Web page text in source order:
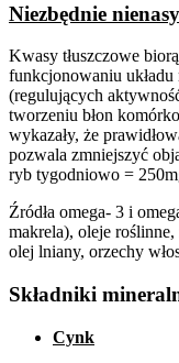
Niezbędnie
Kwasy tłuszczowe
funkcjonowaniu
(regulujących
tworzeniu błon
wykazały, że
pozwala zmniejszyć
ryb tygodniowo =
Źródła omega- 3 i
makrela), oleje
olej lniany, orzechy
Składniki
Cynk